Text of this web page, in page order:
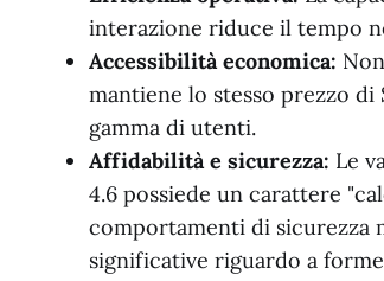
interazione riduce il tempo
Accessibilità economica:
mantiene lo stesso prezzo di
gamma di utenti.
Affidabilità e sicurezza: Le
4.6 possiede un carattere
comportamenti di sicurezza
significative riguardo a